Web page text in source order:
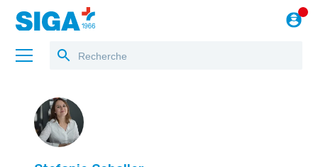
A propos de nous
Projets